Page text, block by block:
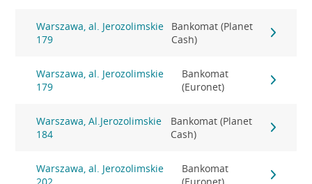
Warszawa, al. Jerozolimskie
179
Bankomat (Planet
Cash)
Warszawa, al. Jerozolimskie
179
Bankomat
(Euronet)
Warszawa, Al.Jerozolimskie
184
Bankomat (Planet
Cash)
Warszawa, al. Jerozolimskie
Bankomat